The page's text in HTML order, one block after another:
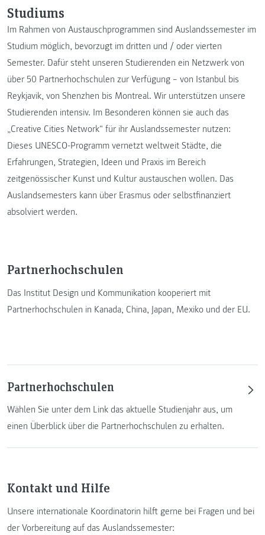
Studiums
Im Rahmen von Austauschprogrammen sind Auslandssemester im
Studium möglich, bevorzugt im dritten und / oder vierten
Semester. Dafür steht unseren Studierenden ein Netzwerk von
über 50 Partnerhochschulen zur Verfügung – von Istanbul bis
Reykjavik, von Shenzhen bis Montreal. Wir unterstützen unsere
Studierenden intensiv. Im Besonderen können sie auch das
„Creative Cities Network“ für ihr Auslandssemester nutzen:
Dieses UNESCO-Programm vernetzt weltweit Städte, die
Erfahrungen, Strategien, Ideen und Praxis im Bereich
zeitgenössischer Kunst und Kultur austauschen wollen. Das
Auslandsemesters kann über Erasmus oder selbstfinanziert
absolviert werden.
Partnerhochschulen
Das Institut Design und Kommunikation kooperiert mit
Partnerhochschulen in Kanada, China, Japan, Mexiko und der EU.
Partnerhochschulen
Wählen Sie unter dem Link das aktuelle Studienjahr aus, um
einen Überblick über die Partnerhochschulen zu erhalten.
Kontakt und Hilfe
Unsere internationale Koordinatorin hilft gerne bei Fragen und bei
der Vorbereitung auf das Auslandssemester: